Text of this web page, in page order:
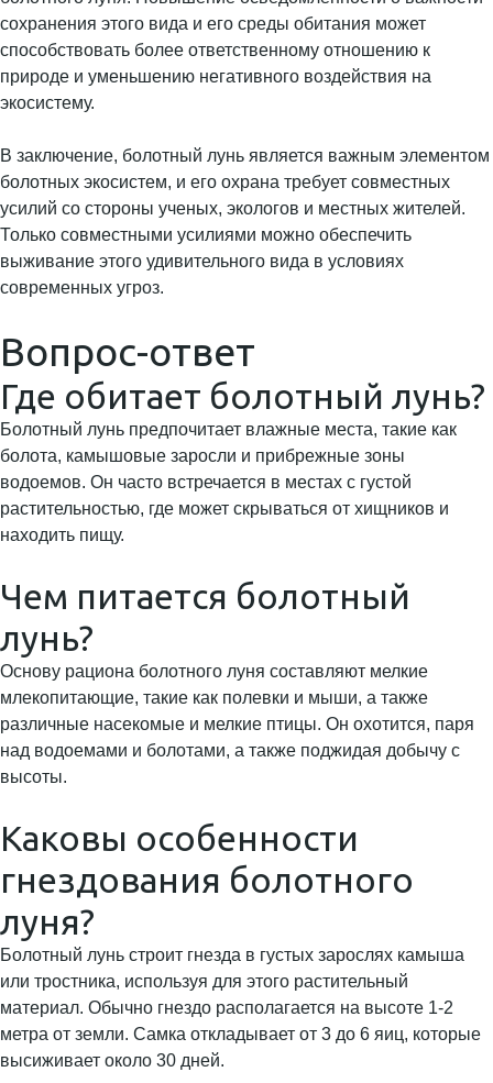
сохранения этого вида и его среды обитания может
способствовать более ответственному отношению к
природе и уменьшению негативного воздействия на
экосистему.
В заключение, болотный лунь является важным элементом
болотных экосистем, и его охрана требует совместных
усилий со стороны ученых, экологов и местных жителей.
Только совместными усилиями можно обеспечить
выживание этого удивительного вида в условиях
современных угроз.
Вопрос-ответ
Где обитает болотный лунь?
Болотный лунь предпочитает влажные места, такие как
болота, камышовые заросли и прибрежные зоны
водоемов. Он часто встречается в местах с густой
растительностью, где может скрываться от хищников и
находить пищу.
Чем питается болотный
лунь?
Основу рациона болотного луня составляют мелкие
млекопитающие, такие как полевки и мыши, а также
различные насекомые и мелкие птицы. Он охотится, паря
над водоемами и болотами, а также поджидая добычу с
высоты.
Каковы особенности
гнездования болотного
луня?
Болотный лунь строит гнезда в густых зарослях камыша
или тростника, используя для этого растительный
материал. Обычно гнездо располагается на высоте 1-2
метра от земли. Самка откладывает от 3 до 6 яиц, которые
высиживает около 30 дней.